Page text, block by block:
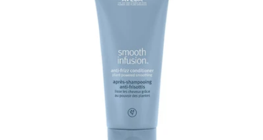
ーダルで0のメディアを開く